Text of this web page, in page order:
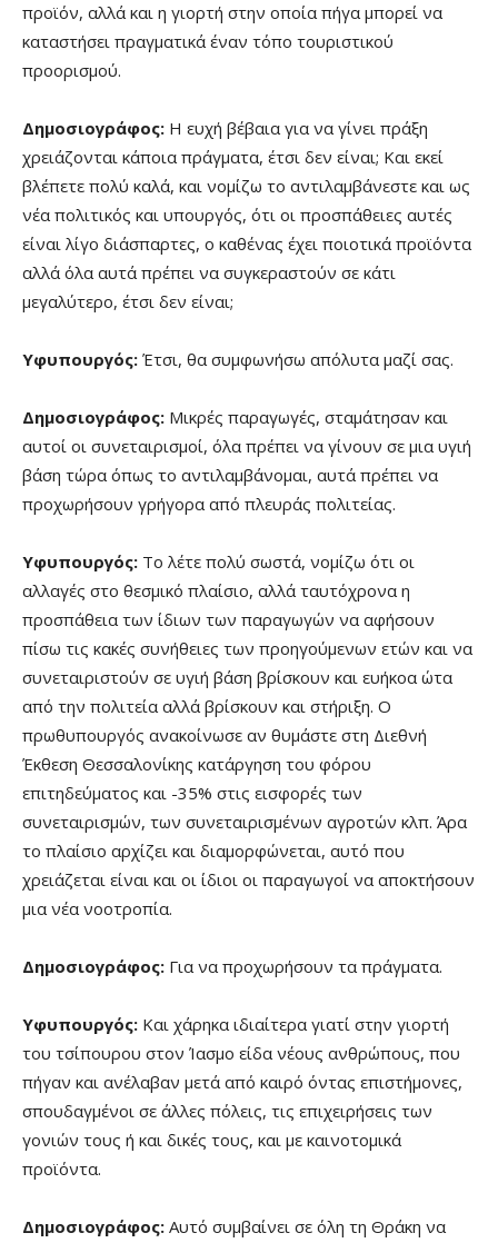
προϊόν, αλλά και η γιορτή στην οποία πήγα μπορεί να
καταστήσει πραγματικά έναν τόπο τουριστικού
προορισμού.
Δημοσιογράφος: Η ευχή βέβαια για να γίνει πράξη
χρειάζονται κάποια πράγματα, έτσι δεν είναι; Και εκεί
βλέπετε πολύ καλά, και νομίζω το αντιλαμβάνεστε και ως
νέα πολιτικός και υπουργός, ότι οι προσπάθειες αυτές
είναι λίγο διάσπαρτες, ο καθένας έχει ποιοτικά προϊόντα
αλλά όλα αυτά πρέπει να συγκεραστούν σε κάτι
μεγαλύτερο, έτσι δεν είναι;
Υφυπουργός: Έτσι, θα συμφωνήσω απόλυτα μαζί σας.
Δημοσιογράφος: Μικρές παραγωγές, σταμάτησαν και
αυτοί οι συνεταιρισμοί, όλα πρέπει να γίνουν σε μια υγιή
βάση τώρα όπως το αντιλαμβάνομαι, αυτά πρέπει να
προχωρήσουν γρήγορα από πλευράς πολιτείας.
Υφυπουργός: Το λέτε πολύ σωστά, νομίζω ότι οι
αλλαγές στο θεσμικό πλαίσιο, αλλά ταυτόχρονα η
προσπάθεια των ίδιων των παραγωγών να αφήσουν
πίσω τις κακές συνήθειες των προηγούμενων ετών και να
συνεταιριστούν σε υγιή βάση βρίσκουν και ευήκοα ώτα
από την πολιτεία αλλά βρίσκουν και στήριξη. Ο
πρωθυπουργός ανακοίνωσε αν θυμάστε στη Διεθνή
Έκθεση Θεσσαλονίκης κατάργηση του φόρου
επιτηδεύματος και -35% στις εισφορές των
συνεταιρισμών, των συνεταιρισμένων αγροτών κλπ. Άρα
το πλαίσιο αρχίζει και διαμορφώνεται, αυτό που
χρειάζεται είναι και οι ίδιοι οι παραγωγοί να αποκτήσουν
μια νέα νοοτροπία.
Δημοσιογράφος: Για να προχωρήσουν τα πράγματα.
Υφυπουργός: Και χάρηκα ιδιαίτερα γιατί στην γιορτή
του τσίπουρου στον Ίασμο είδα νέους ανθρώπους, που
πήγαν και ανέλαβαν μετά από καιρό όντας επιστήμονες,
σπουδαγμένοι σε άλλες πόλεις, τις επιχειρήσεις των
γονιών τους ή και δικές τους, και με καινοτομικά
προϊόντα.
Δημοσιογράφος: Αυτό συμβαίνει σε όλη τη Θράκη να